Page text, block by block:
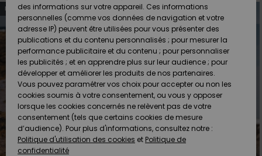
Surf
Snow
Nouveautés
Surf
Snow
Nouveautés
Snow
SURF
Highlights
Communauté
SNOW
Snow
Shop
Femme
A
Découvrir
Communauté
VENTE
FLASH
Outlet
Femme
Préférences
Langue Et
Région
Paiement
Carte
Cadeau
Quiksilver
Freedom
Protection
des données
Passer
aux
critères
filtrage
de
recherche
AllerNOUVEAUTÉ NOUVEAUTÉ
des informations sur votre appareil. Ces informations
personnelles (comme vos données de navigation et votre
adresse IP) peuvent être utilisées pour vous présenter des
publications et du contenu personnalisés ; pour mesurer la
performance publicitaire et du contenu ; pour personnaliser
les publicités ; et en apprendre plus sur leur audience ; pour
développer et améliorer les produits de nos partenaires.
Vous pouvez paramétrer vos choix pour accepter ou non les
cookies soumis à votre consentement, ou vous y opposer
lorsque les cookies concernés ne relèvent pas de votre
consentement (tels que certains cookies de mesure
d’audience). Pour plus d'informations, consultez notre :
Politique d'utilisation des cookies et Politique de
confidentialité